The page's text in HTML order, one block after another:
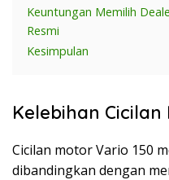
Keuntungan Memilih
Resmi
Kesimpulan
Kelebihan
Cicilan motor Vario 150
dibandingkan dengan